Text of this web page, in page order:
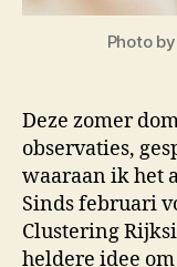
Photo
Deze zomer
observaties,
waaraan ik het
Sinds februari
Clustering
heldere idee